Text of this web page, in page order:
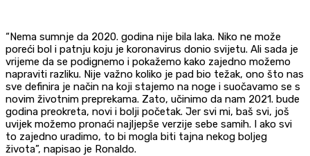
“Nema sumnje da 2020. godina nije bila laka. Niko ne može
poreći bol i patnju koju je koronavirus donio svijetu. Ali sada je
vrijeme da se podignemo i pokažemo kako zajedno možemo
napraviti razliku. Nije važno koliko je pad bio težak, ono što nas
sve definira je način na koji stajemo na noge i suočavamo se s
novim životnim preprekama. Zato, učinimo da nam 2021. bude
godina preokreta, novi i bolji početak. Jer svi mi, baš svi, još
uvijek možemo pronaći najljepše verzije sebe samih. I ako svi
to zajedno uradimo, to bi mogla biti tajna nekog boljeg
života”, napisao je Ronaldo.